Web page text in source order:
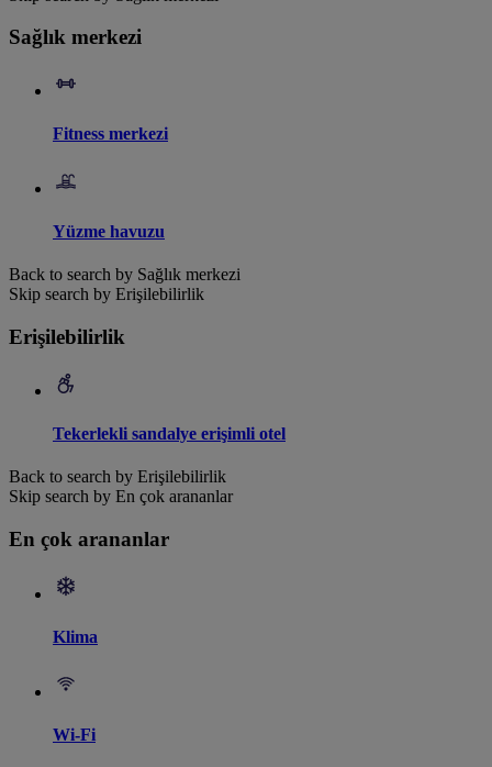
Sağlık merkezi
Fitness merkezi
Yüzme havuzu
Back to search by Sağlık merkezi
Skip search by Erişilebilirlik
Erişilebilirlik
Tekerlekli sandalye erişimli otel
Back to search by Erişilebilirlik
Skip search by En çok arananlar
En çok arananlar
Klima
Wi-Fi